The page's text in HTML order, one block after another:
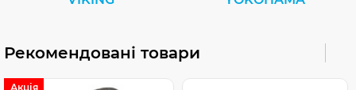
Рекомендовані товари
Акція